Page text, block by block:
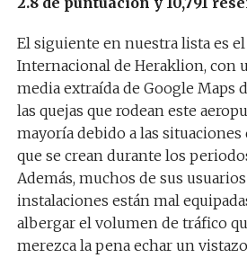
El siguiente en nuestra lista es
Internacional de Heraklion, con
media extraída de Google Maps
las quejas que rodean este
mayoría debido a las
que se crean durante los
Además, muchos de sus
instalaciones están mal
albergar el volumen de tráfico
merezca la pena echar un